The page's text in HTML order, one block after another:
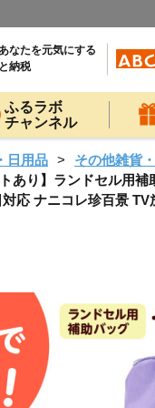
なたを元気にする
納税
ふるラボ
チャンネル
日用品
その他雑貨
あり】ランドセル用
応 ナニコレ珍百景